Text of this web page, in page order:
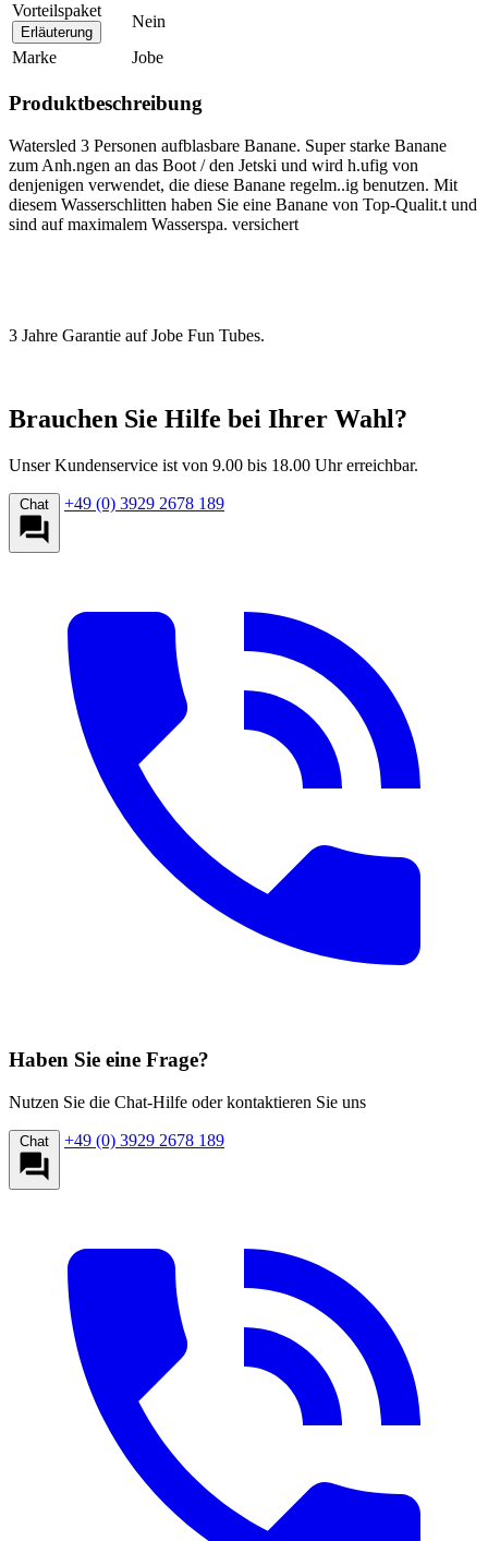
Vorteilspaket
Erläuterung
Nein
Marke
Jobe
Produktbeschreibung
Watersled 3 Personen aufblasbare Banane. Super starke Banane
zum Anh.ngen an das Boot / den Jetski und wird h.ufig von
denjenigen verwendet, die diese Banane regelm..ig benutzen. Mit
diesem Wasserschlitten haben Sie eine Banane von Top-Qualit.t und
sind auf maximalem Wasserspa. versichert
3 Jahre Garantie auf Jobe Fun Tubes.
Brauchen Sie Hilfe bei Ihrer Wahl?
Unser Kundenservice ist von 9.00 bis 18.00 Uhr erreichbar.
Chat +49 (0) 3929 2678 189
Haben Sie eine Frage?
Nutzen Sie die Chat-Hilfe oder kontaktieren Sie uns
Chat +49 (0) 3929 2678 189